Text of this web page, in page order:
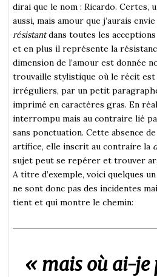
dirai que le nom : Ricardo. Certes,
aussi, mais amour que j’aurais
résistantdans toutes les
et en plus il représente la
dimension de l’amour est donnée
trouvaille stylistique où le récit
irréguliers, par un petit
imprimé en caractères gras. En
interrompu mais au contraire lié
sans ponctuation. Cette absence
artifice, elle inscrit au contraire la
sujet peut se repérer et trouver
A titre d’exemple, voici quelques
ne sont donc pas des incidentes
tient et qui montre le chemin:
« mais où ai-je